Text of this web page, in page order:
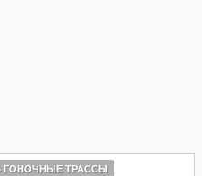
ГОНОЧНЫЕ ТРАССЫ